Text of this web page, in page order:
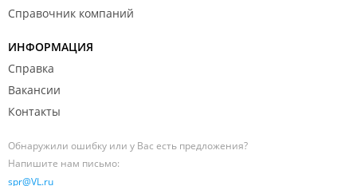
Справочник компаний
ИНФОРМАЦИЯ
Справка
Вакансии
Контакты
Обнаружили ошибку или у Вас есть предложения?
Напишите нам письмо:
spr@VL.ru